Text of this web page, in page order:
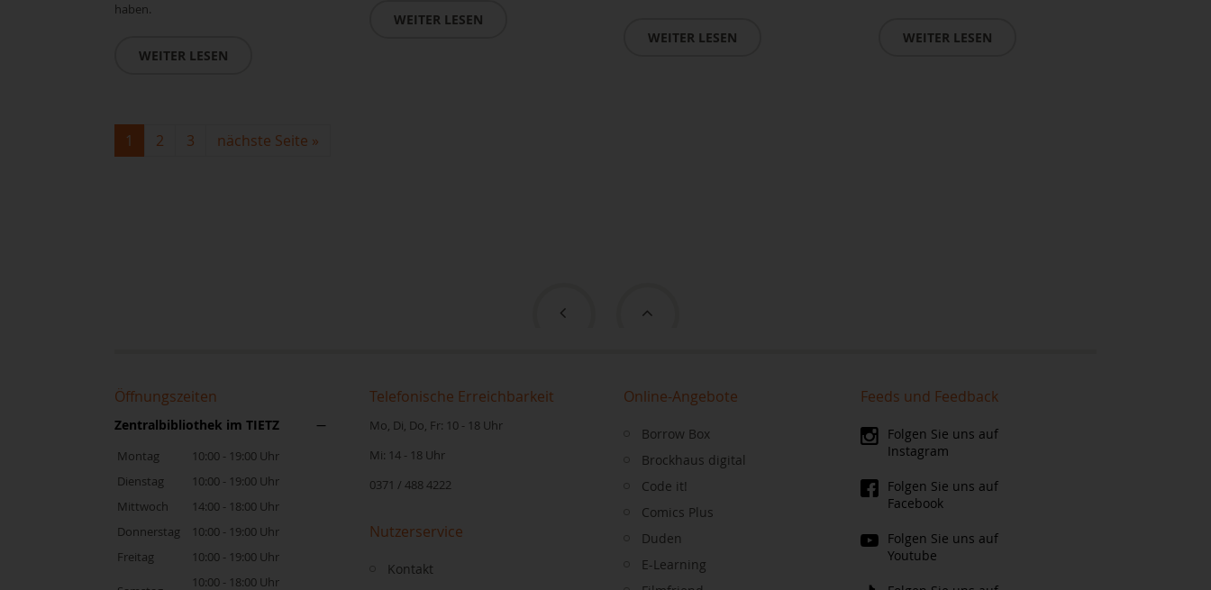
haben.
WEITER LESEN
WEITER LESEN
WEITER LESEN WEITER LESEN
1 2 3 nächste Seite »
Öffnungszeiten
Zentralbibliothek im TIETZ
Montag
10:00 - 19:00 Uhr
Dienstag
10:00 - 19:00 Uhr
Mittwoch
14:00 - 18:00 Uhr
Donnerstag
10:00 - 19:00 Uhr
Freitag
10:00 - 19:00 Uhr
10:00 - 18:00 Uhr
Telefonische Erreichbarkeit
Mo, Di, Do, Fr: 10 - 18 Uhr
Mi: 14 - 18 Uhr
0371 / 488 4222
Nutzerservice
Kontakt
Online-Angebote
Borrow Box
Brockhaus digital
Code it!
Comics Plus
Duden
E-Learning
Feeds und Feedback
Folgen Sie uns auf
Instagram
Folgen Sie uns auf
Facebook
Folgen Sie uns auf
Youtube